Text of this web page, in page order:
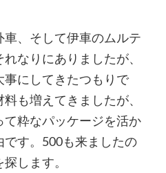
、そして伊車のムルテ
なりにありましたが、
にしてきたつもりで
も増えてきましたが、
粋なパッケージを活か
す。500も来ましたの
します。